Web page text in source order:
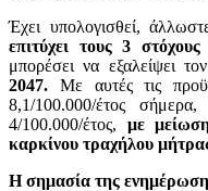
Έχει υπολογισθεί,
επιτύχει τους 3
μπορέσει να εξαλείψει
2047. Με αυτές τις
8,1/100.000/έτος
4/100.000/έτος, με
καρκίνου τραχήλου
Η σημασία της